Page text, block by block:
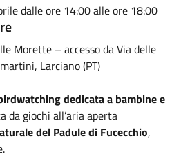
dalle ore 14:00 alle ore 18:00
Morette – accesso da Via delle
Larciano (PT)
dedicata a bambine e
da giochi all’aria aperta
del Padule di Fucecchio,